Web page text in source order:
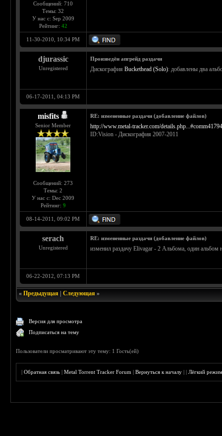
Сообщений: 710
Темы: 32
У нас с: Sep 2009
Рейтинг: 42
11-30-2010, 10:34 PM
djurassic
Unregistered
Произведён апгрейд раздачи
ДискографияBuckethead (Solo): добавлены два
06-17-2011, 04:13 PM
misfits
Senior Member
Сообщений: 273
Темы: 2
У нас с: Dec 2009
Рейтинг: 9
RE: измененные раздачи (добавление файлов)
http://www.metal-tracker.com/
ID:Vision - Дискография 2007-2011
08-14-2011, 09:02 PM
serach
Unregistered
RE: измененные раздачи (добавление файлов)
изменил раздачу Elivagar - 2 Альбома, один альбом
06-22-2012, 07:13 PM
«Предыдущая |Следующая »
Версия для просмотра
Подписаться на тему
Пользователи просматривают эту тему: 1 Гость(ей)
|Обратная связь |Metal Torrent Tracker Forum |Вернуться к началу ||Лёгкий